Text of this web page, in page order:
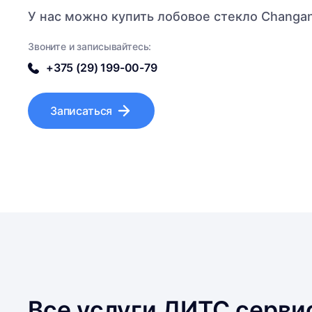
У нас можно купить лобовое стекло
Звоните и записывайтесь:
+375 (29) 199-00-79
Записаться